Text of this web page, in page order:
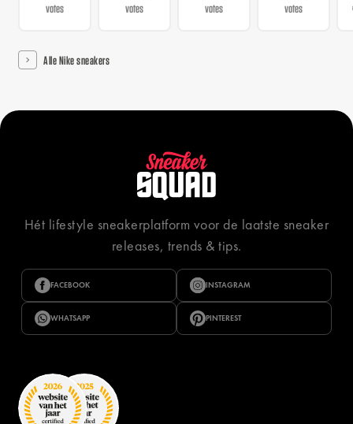
votes
votes
votes
votes
Alle Nike sneakers
Hét lifestyle sneakerplatform voor de laatste sneaker
releases, trends & tips.
FACEBOOK INSTAGRAM
WHATSAPP PINTEREST